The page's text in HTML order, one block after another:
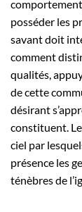
posséder les
savant doit
comment
qualités,
de cette
désirant
constituent.
ciel par
présence les
ténèbres de